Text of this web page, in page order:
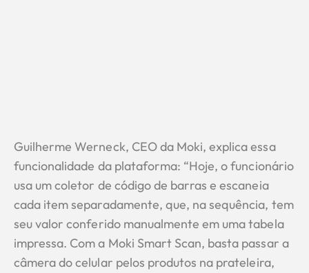
Guilherme Werneck, CEO da Moki, explica essa
funcionalidade da plataforma: “Hoje, o funcionário
usa um coletor de código de barras e escaneia
cada item separadamente, que, na sequência, tem
seu valor conferido manualmente em uma tabela
impressa. Com a Moki Smart Scan, basta passar a
câmera do celular pelos produtos na prateleira,